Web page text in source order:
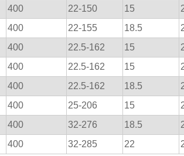
400 22-150 15
400 22-155 18.5
400 22.5-162 15
400 22.5-162 15
400 22.5-162 18.5
400 25-206 15
400 32-276 18.5
400 32-285 22